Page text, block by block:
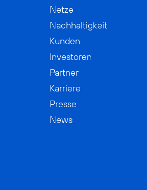
Netze
Nachhaltigkeit
Kunden
Investoren
Partner
Karriere
Presse
News